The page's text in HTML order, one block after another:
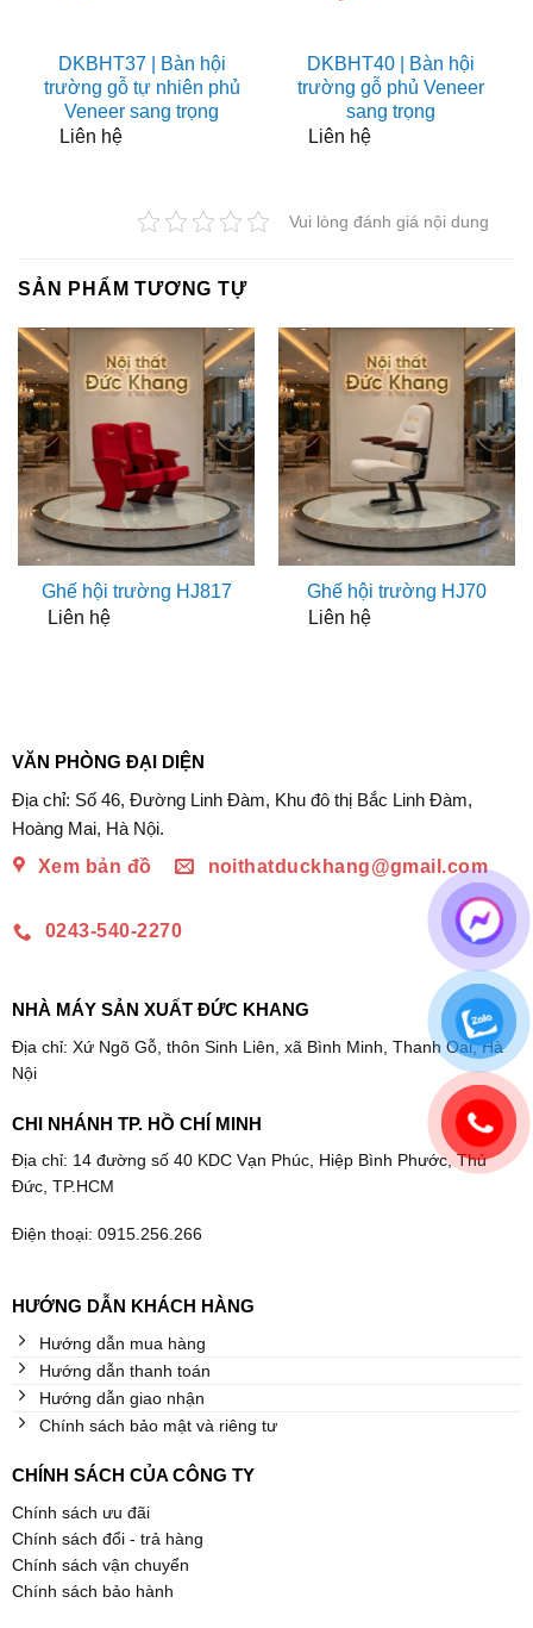
DKBHT37 | Bàn hội
trường gỗ tự nhiên phủ
Veneer sang trọng
Liên hệ
DKBHT40 | Bàn hội
trường gỗ phủ Veneer
sang trọng
Liên hệ
Vui lòng đánh giá nội dung
SẢN PHẨM TƯƠNG TỰ
Ghế hội trường HJ817
Liên hệ
Ghế hội trường HJ70
Liên hệ
VĂN PHÒNG ĐẠI DIỆN
Địa chỉ: Số 46, Đường Linh Đàm, Khu đô thị Bắc Linh Đàm,
Hoàng Mai, Hà Nội.
Xem bản đồ
noithatduckhang@gmail.com
0243-540-2270
NHÀ MÁY SẢN XUẤT ĐỨC KHANG
Địa chỉ: Xứ Ngõ Gỗ, thôn Sinh Liên, xã Bình Minh, Thanh Oai, Hà
Nội
CHI NHÁNH TP. HỒ CHÍ MINH
Địa chỉ: 14 đường số 40 KDC Vạn Phúc, Hiệp Bình Phước, Thủ
Đức, TP.HCM
Điện thoại: 0915.256.266
HƯỚNG DẪN KHÁCH HÀNG
Hướng dẫn mua hàng
Hướng dẫn thanh toán
Hướng dẫn giao nhận
Chính sách bảo mật và riêng tư
CHÍNH SÁCH CỦA CÔNG TY
Chính sách ưu đãi
Chính sách đổi - trả hàng
Chính sách vận chuyển
Chính sách bảo hành